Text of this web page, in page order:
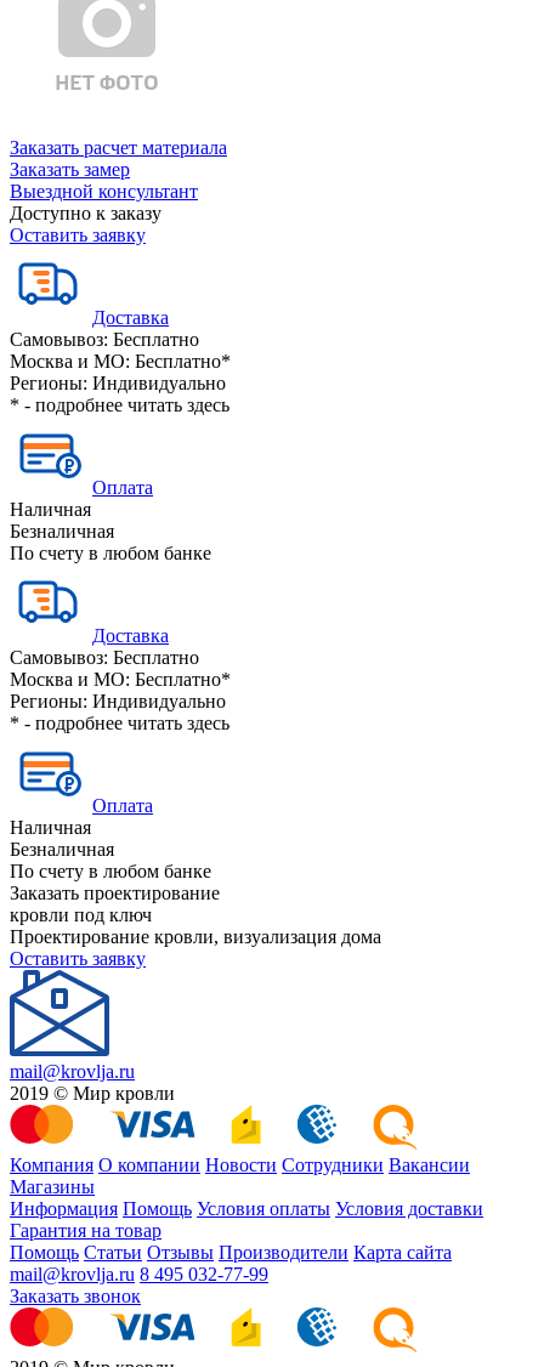
Заказать расчет материала
Заказать замер
Выездной консультант
Доступно к заказу
Оставить заявку
Доставка
Самовывоз: Бесплатно
Москва и МО: Бесплатно*
Регионы: Индивидуально
* - подробнее читать здесь
Оплата
Наличная
Безналичная
По счету в любом банке
Доставка
Самовывоз: Бесплатно
Москва и МО: Бесплатно*
Регионы: Индивидуально
* - подробнее читать здесь
Оплата
Наличная
Безналичная
По счету в любом банке
Заказать проектирование
кровли под ключ
Проектирование кровли, визуализация дома
Оставить заявку
mail@krovlja.ru
2019 © Мир кровли
Компания О компании Новости Сотрудники Вакансии
Магазины
Информация Помощь Условия оплаты Условия доставки
Гарантия на товар
Помощь Статьи Отзывы Производители Карта сайта
mail@krovlja.ru 8 495 032-77-99
Заказать звонок